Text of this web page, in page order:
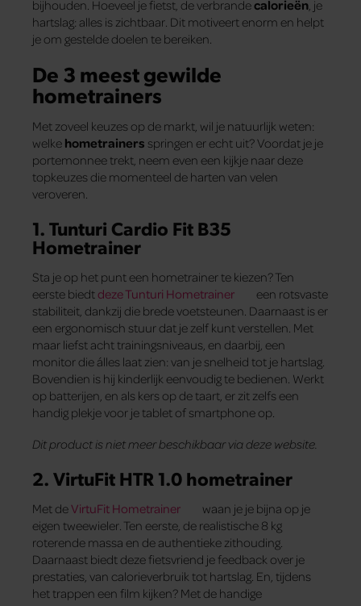
bijhouden. Hoeveel je fietst, de verbrandecalorieën, je
hartslag: alles is zichtbaar. Dit motiveert enorm en helpt
je om gestelde doelen te bereiken.
De 3 meest gewilde
hometrainers
Met zoveel keuzes op de markt, wil je natuurlijk weten:
welke hometrainers springen er echt uit? Voordat je je
portemonnee trekt, neem even een kijkje naar deze
topkeuzes die momenteel de harten van velen
veroveren.
1. Tunturi Cardio Fit B35
Hometrainer
Sta je op het punt een hometrainer te kiezen? Ten
eerste biedtdeze Tunturi Hometrainer
een rotsvaste
stabiliteit, dankzij die brede voetsteunen. Daarnaast is er
een ergonomisch stuur dat je zelf kunt verstellen. Met
maar liefst acht trainingsniveaus, en daarbij, een
monitor die álles laat zien: van je snelheid tot je hartslag.
Bovendien is hij kinderlijk eenvoudig te bedienen. Werkt
op batterijen, en als kers op de taart, er zit zelfs een
handig plekje voor je tablet of smartphone op.
Dit product is niet meer beschikbaar via deze website.
2. VirtuFit HTR 1.0 hometrainer
Met deVirtuFit Hometrainer
waan je je bijna op je
eigen tweewieler. Ten eerste, de realistische 8 kg
roterende massa en de authentieke zithouding.
Daarnaast biedt deze fietsvriend je feedback over je
prestaties, van calorieverbruik tot hartslag. En, tijdens
het trappen een film kijken? Met de handige